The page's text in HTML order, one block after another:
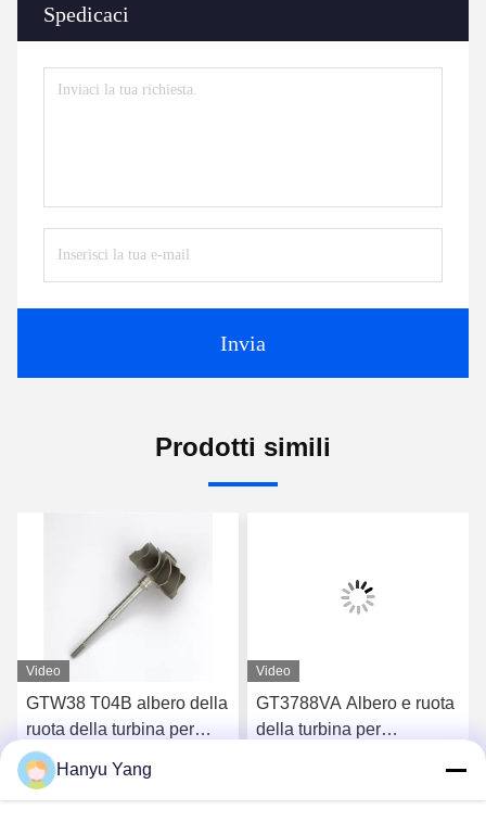
Spedicaci
Invia
Prodotti simili
Video
GTW38 T04B albero della
ruota della turbina per
turbocompressori 407276-
6 407276-19 446905-2
446905-5Chatta Adesso
Video
GT3788VA Albero e ruota
della turbina per
5002S
Chatta Adesso
Hanyu Yang